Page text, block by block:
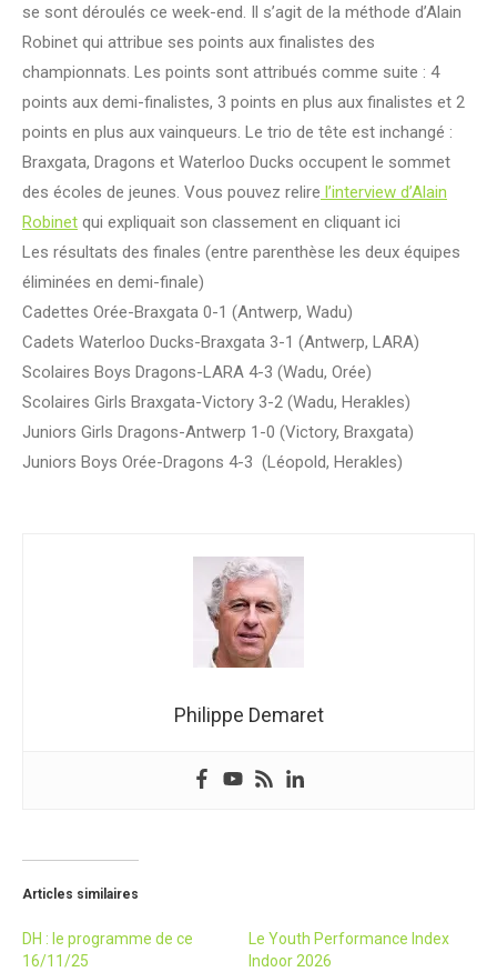
se sont déroulés ce week-end. Il s’agit de la méthode d’Alain
Robinet qui attribue ses points aux finalistes des
championnats. Les points sont attribués comme suite : 4
points aux demi-finalistes, 3 points en plus aux finalistes et 2
points en plus aux vainqueurs. Le trio de tête est inchangé :
Braxgata, Dragons et Waterloo Ducks occupent le sommet
des écoles de jeunes. Vous pouvez relire l’interview d’Alain
Robinet qui expliquait son classement en cliquant ici
Les résultats des finales (entre parenthèse les deux équipes
éliminées en demi-finale)
Cadettes Orée-Braxgata 0-1 (Antwerp, Wadu)
Cadets Waterloo Ducks-Braxgata 3-1 (Antwerp, LARA)
Scolaires Boys Dragons-LARA 4-3 (Wadu, Orée)
Scolaires Girls Braxgata-Victory 3-2 (Wadu, Herakles)
Juniors Girls Dragons-Antwerp 1-0 (Victory, Braxgata)
Juniors Boys Orée-Dragons 4-3 (Léopold, Herakles)
Philippe Demaret
Articles similaires
DH : le programme de ce
16/11/25
Le Youth Performance Index
Indoor 2026